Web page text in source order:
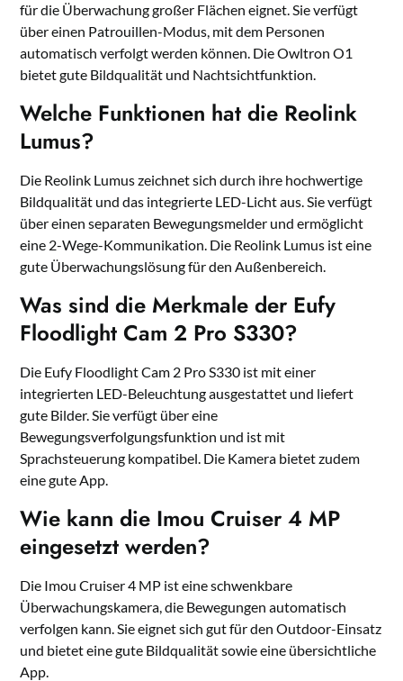
für die Überwachung großer Flächen eignet. Sie verfügt
über einen Patrouillen-Modus, mit dem Personen
automatisch verfolgt werden können. Die Owltron O1
bietet gute Bildqualität und Nachtsichtfunktion.
Welche Funktionen hat die Reolink
Lumus?
Die Reolink Lumus zeichnet sich durch ihre hochwertige
Bildqualität und das integrierte LED-Licht aus. Sie verfügt
über einen separaten Bewegungsmelder und ermöglicht
eine 2-Wege-Kommunikation. Die Reolink Lumus ist eine
gute Überwachungslösung für den Außenbereich.
Was sind die Merkmale der Eufy
Floodlight Cam 2 Pro S330?
Die Eufy Floodlight Cam 2 Pro S330 ist mit einer
integrierten LED-Beleuchtung ausgestattet und liefert
gute Bilder. Sie verfügt über eine
Bewegungsverfolgungsfunktion und ist mit
Sprachsteuerung kompatibel. Die Kamera bietet zudem
eine gute App.
Wie kann die Imou Cruiser 4 MP
eingesetzt werden?
Die Imou Cruiser 4 MP ist eine schwenkbare
Überwachungskamera, die Bewegungen automatisch
verfolgen kann. Sie eignet sich gut für den Outdoor-Einsatz
und bietet eine gute Bildqualität sowie eine übersichtliche
App.